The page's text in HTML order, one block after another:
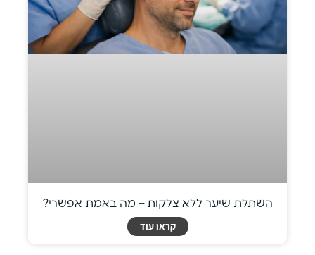
השתלת שיער ללא צלקות – מה באמת אפשרי?
קראו עוד